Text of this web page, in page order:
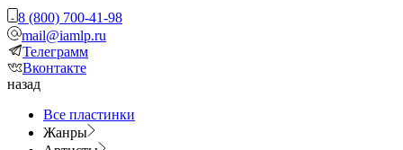
8 (800) 700-41-98
mail@iamlp.ru
Телеграмм
Вконтакте
назад
Все пластинки
Жанры